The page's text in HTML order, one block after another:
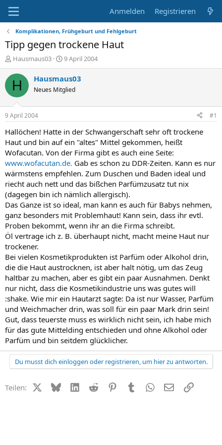
Anmelden Registrieren
Komplikationen, Frühgeburt und Fehlgeburt
Tipp gegen trockene Haut
E
r
s
t
e
r
Hausmaus03
E
r
s
e
t
a
m
9 April 2004
H Hausmaus03
Neues Mitglied
9 April 2004 #1
Hallöchen! Hatte in der Schwangerschaft sehr oft trockene
Haut und bin auf ein "altes" Mittel gekommen, heißt
Wofacutan. Von der Firma gibt es auch eine Seite:
www.wofacutan.de. Gab es schon zu DDR-Zeiten. Kann es nur
wärmstens empfehlen. Zum Duschen und Baden ideal und
riecht auch nett und das bißchen Parfümzusatz tut nix
(dagegen bin ich nämlich allergisch).
Das Ganze ist so ideal, man kann es auch für Babys nehmen,
ganz besonders mit Problemhaut! Kann sein, dass ihr evtl.
Proben bekommt, wenn ihr an die Firma schreibt.
Öl vertrage ich z. B. überhaupt nicht, macht meine Haut nur
trockener.
Bei vielen Kosmetikprodukten ist Parfüm oder Alkohol drin,
die die Haut austrocknen, ist aber halt nötig, um das Zeug
haltbar zu machen, aber es gibt ein paar Ausnahmen. Denkt
nur nicht, dass die Kosmetikindustrie uns was gutes will
:shake. Wie mir ein Hautarzt sagte: Da ist nur Wasser, Parfüm
und Weichmacher drin, was soll für ein paar Mark drin sein!
Gut, dass teuerste muss es wirklich nicht sein, ich habe mich
für das gute Mittelding entschieden und ohne Alkohol oder
Parfüm und bin seitdem glücklicher.
Du musst dich einloggen oder registrieren, um hier zu antworten.
Teilen: X (Twitter)
BlueskyLinkedIn
Reddit PinterestTumblr WhatsApp
E-MailLink